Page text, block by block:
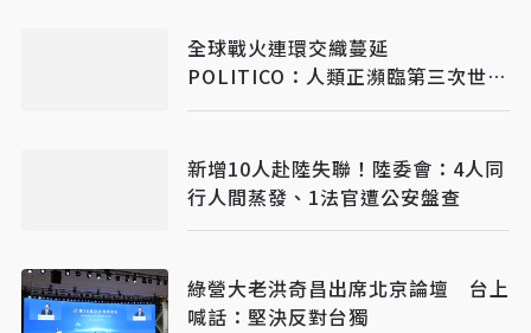
全球戰火連環交織蔓延
POLITICO：人類正瀕臨第三次世界
大戰
新增10人赴陸失聯！陸委會：4人同
行人間蒸發、1法官遭公安盤查
綠營大老洪奇昌出席北京論壇 台上
喊話：堅決反對台獨